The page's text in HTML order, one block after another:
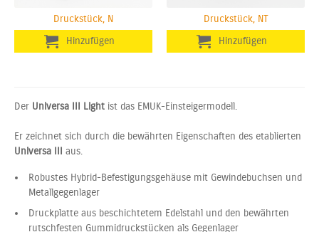
Druckstück, N Druckstück, NT
Der Universa III Light ist das EMUK-Einsteigermodell.
Er zeichnet sich durch die bewährten Eigenschaften des etablierten
Universa III aus.
Robustes Hybrid-Befestigungsgehäuse mit Gewindebuchsen und
Metallgegenlager
Druckplatte aus beschichtetem Edelstahl und den bewährten
rutschfesten Gummidruckstücken als Gegenlager